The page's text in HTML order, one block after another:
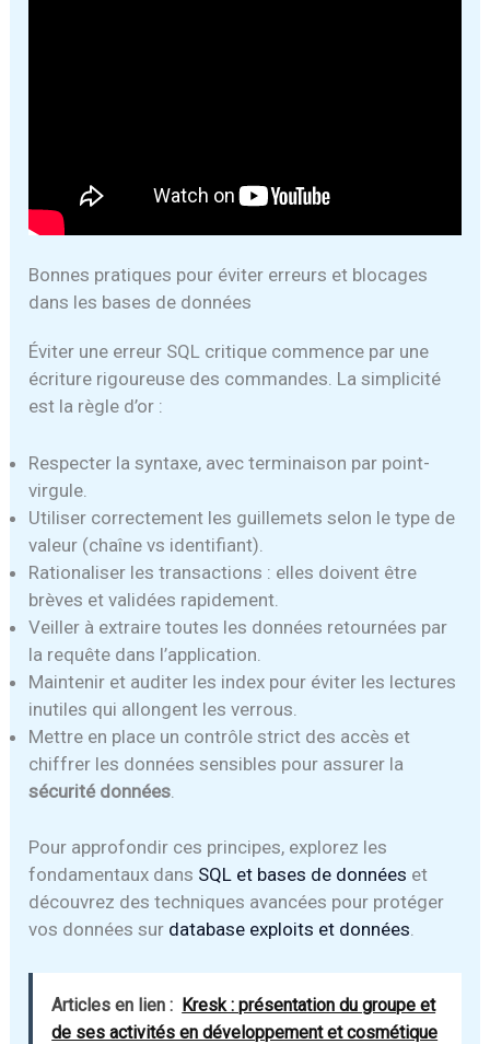
Bonnes pratiques pour éviter erreurs et blocages
dans les bases de données
Éviter une erreur SQL critique commence par une
écriture rigoureuse des commandes. La simplicité
est la règle d’or :
Respecter la syntaxe, avec terminaison par point-
virgule.
Utiliser correctement les guillemets selon le type de
valeur (chaîne vs identifiant).
Rationaliser les transactions : elles doivent être
brèves et validées rapidement.
Veiller à extraire toutes les données retournées par
la requête dans l’application.
Maintenir et auditer les index pour éviter les lectures
inutiles qui allongent les verrous.
Mettre en place un contrôle strict des accès et
chiffrer les données sensibles pour assurer la
sécurité données.
Pour approfondir ces principes, explorez les
fondamentaux dans SQL et bases de données et
découvrez des techniques avancées pour protéger
vos données sur database exploits et données
Articles en lien : Kresk : présentation du groupe et
de ses activités en développement et cosmétique